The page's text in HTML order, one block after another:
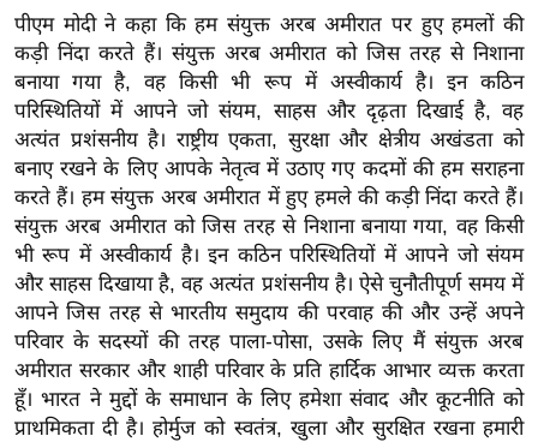
र्ल्ड
न्यू
ज
ब्री
फ
म
नो
रं
ज
न
ज
ग
त
पीएम मोदी ने कहा कि हम संयुक्त अरब अमीरात पर हुए हमलों की
कड़ी निंदा करते हैं। संयुक्त अरब अमीरात को जिस तरह से निशाना
बनाया गया है, वह किसी भी रूप में अस्वीकार्य है। इन कठिन
परिस्थितियों में आपने जो संयम, साहस और दृढ़ता दिखाई है, वह
अत्यंत प्रशंसनीय है। राष्ट्रीय एकता, सुरक्षा और क्षेत्रीय अखंडता को
बनाए रखने के लिए आपके नेतृत्व में उठाए गए कदमों की हम सराहना
करते हैं। हम संयुक्त अरब अमीरात में हुए हमले की कड़ी निंदा करते हैं।
संयुक्त अरब अमीरात को जिस तरह से निशाना बनाया गया, वह किसी
भी रूप में अस्वीकार्य है। इन कठिन परिस्थितियों में आपने जो संयम
और साहस दिखाया है, वह अत्यंत प्रशंसनीय है। ऐसे चुनौतीपूर्ण समय में
आपने जिस तरह से भारतीय समुदाय की परवाह की और उन्हें अपने
परिवार के सदस्यों की तरह पाला-पोसा, उसके लिए मैं संयुक्त अरब
अमीरात सरकार और शाही परिवार के प्रति हार्दिक आभार व्यक्त करता
हूँ। भारत ने मुद्दों के समाधान के लिए हमेशा संवाद और कूटनीति को
प्राथमिकता दी है। होर्मुज को स्वतंत्र, खुला और सुरक्षित रखना हमारी